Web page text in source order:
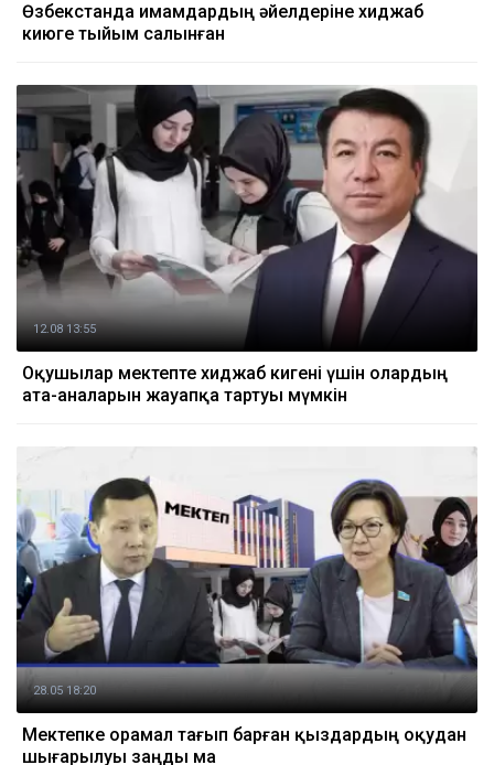
Өзбекстанда имамдардың әйелдеріне хиджаб
киюге тыйым салынған
12.08 13:55
Оқушылар мектепте хиджаб кигені үшін олардың
ата-аналарын жауапқа тартуы мүмкін
28.05 18:20
Мектепке орамал тағып барған қыздардың оқудан
шығарылуы заңды ма